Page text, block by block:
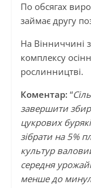
По обсягах
займає другу
На Вінниччині
комплексу
рослинництві.
Коментар: “
завершити
цукрових
зібрати на 5%
культур
середня
менше до